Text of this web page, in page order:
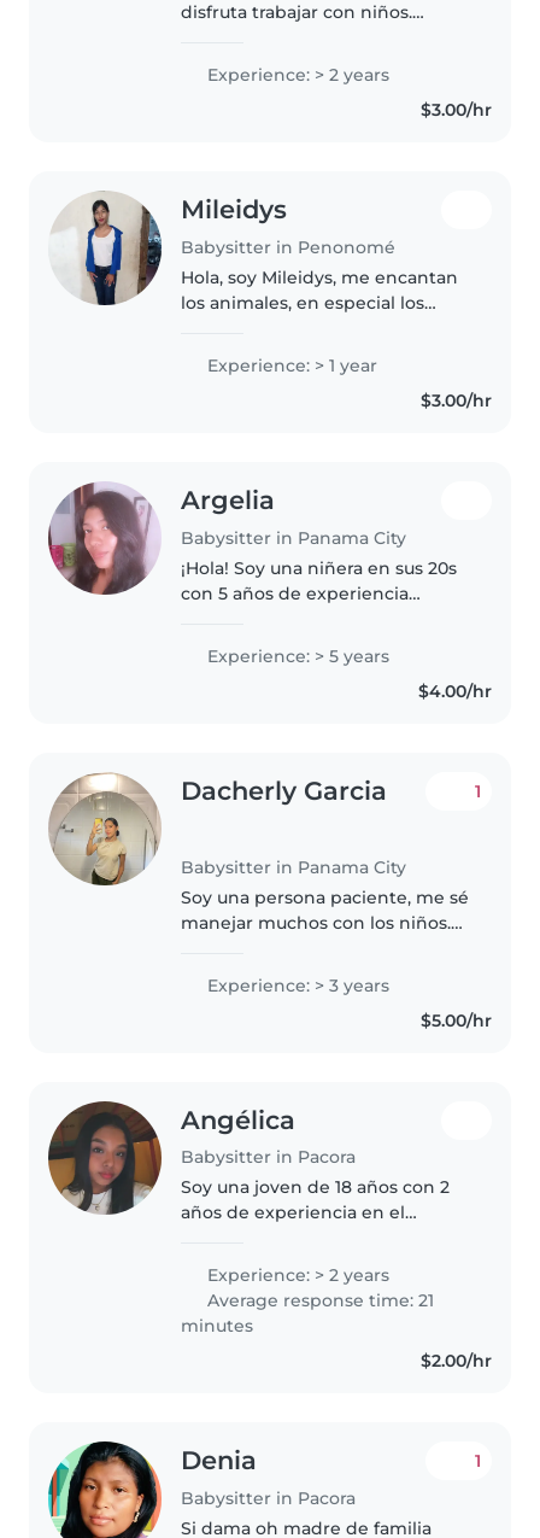
disfruta trabajar con niños.
formal como niñera, me encanta
pasar tiempo con los más
pequeños y ayudo en las tareas
Experience: > 2 years
$3.00/hr
Mileidys
Babysitter in Penonomé
Hola, soy Mileidys, me encantan
los animales, en especial los
favorito es el rojo, no tengo
especialidad o certificado de
niñera, pero se cuidar por mis..
Experience: > 1 year
$3.00/hr
Argelia
Babysitter in Panama City
¡Hola! Soy una niñera en sus 20s
con 5 años de experiencia
encanta leer cuentos y jugar con
los niños. También puedo ayudar
con las tareas del hogar, cocinar..
Experience: > 5 years
$4.00/hr
Dacherly Garcia
Babysitter in Panama City
1
Soy una persona paciente, me sé
manejar muchos con los niños.
divertida. Me encantan muchos
los animales, me gusta cuidarlos
Experience: > 3 years
$5.00/hr
Angélica
Babysitter in Pacora
Soy una joven de 18 años con 2
años de experiencia en el
pequeños, preescolares y
escolares. Soy una persona
responsable, paciente y
Experience: > 2 years
Average response time: 21
minutes
$2.00/hr
Denia
Babysitter in Pacora
1
Si dama oh madre de familia